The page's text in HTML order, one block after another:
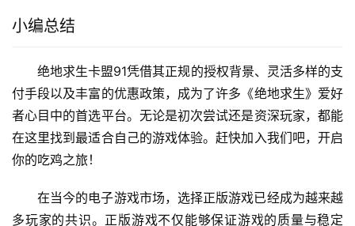
小编总结
绝地求生卡盟91凭借其正规的授权背景、灵活多样的支
付手段以及丰富的优惠政策，成为了许多《绝地求生》爱好
者心目中的首选平台。无论是初次尝试还是资深玩家，都能
在这里找到最适合自己的游戏体验。赶快加入我们吧，开启
你的吃鸡之旅！
在当今的电子游戏市场，选择正版游戏已经成为越来越
多玩家的共识。正版游戏不仅能够保证游戏的质量与稳定